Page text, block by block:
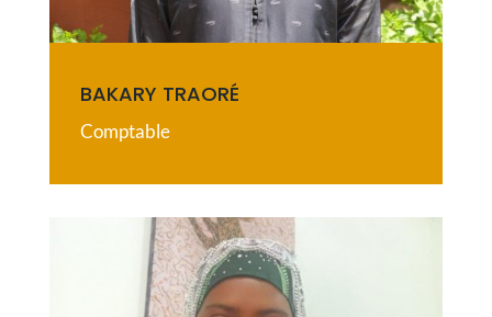
BAKARY TRAORÉ
Comptable